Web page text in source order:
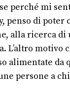
mi
di poter
alla ricerca
da
persone a